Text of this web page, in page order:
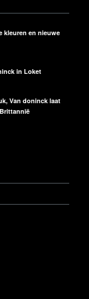
kleuren en nieuwe
in Loket
Van doninck laat